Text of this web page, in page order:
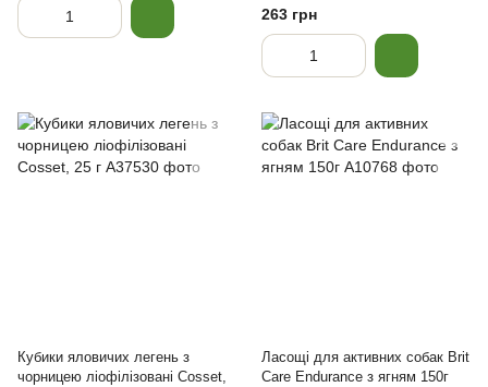
263 грн
Кубики яловичих легень з
чорницею ліофілізовані Cosset,
Ласощі для активних собак Brit
Care Endurance з ягням 150г